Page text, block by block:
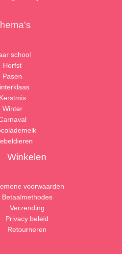
school
Herfst
Pasen
Kerstmis
Winter
Winkelen
voorwaarden
Betaalmethodes
Verzending
Privacy beleid
Retourneren